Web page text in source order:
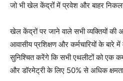
जो भी खेल केंद्रोंं में प्रवेश और बाहर
खेल केंद्रों पर जाने वाले सभी व्यक्तियों की
आवासीय प्रशिक्षण और कर्मचारियों के बारे
सुनिश्चित करेंगे कि सभी एथलीटों को एक
और डॉरमेट्री के लिए 50% से अधिक क्षमता